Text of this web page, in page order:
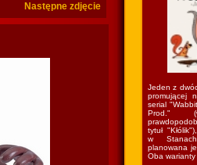
Następne zdjęcie
Jeden z
promującej
serial
Prod."
tytuł
w Stanach
planowana
Oba warianty